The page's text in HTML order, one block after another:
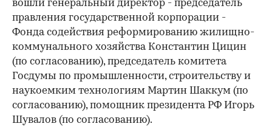
вошли генеральный директор - председатель
правления государственной корпорации -
Фонда содействия реформированию жилищно-
коммунального хозяйства Константин Цицин
(по согласованию), председатель комитета
Госдумы по промышленности, строительству и
наукоемким технологиям Мартин Шаккум (по
согласованию), помощник президента РФ Игорь
Шувалов (по согласованию).